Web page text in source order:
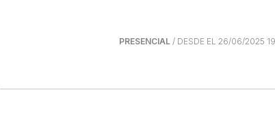
PRESENCIAL / DESDE EL 26/06/2025